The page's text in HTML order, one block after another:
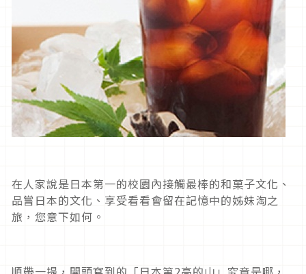
在人家說是日本第一的校園內接觸最棒的和菓子文化、
品嘗日本的文化、享受看看會留在記憶中的姊妹淘之
旅，您意下如何。